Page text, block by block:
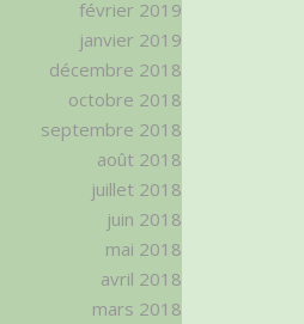
février 2019
janvier 2019
décembre 2018
octobre 2018
septembre 2018
août 2018
juillet 2018
juin 2018
mai 2018
avril 2018
mars 2018